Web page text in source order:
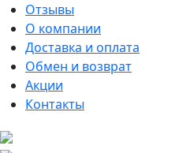
Отзывы
О компании
Доставка и оплата
Обмен и возврат
Акции
Контакты